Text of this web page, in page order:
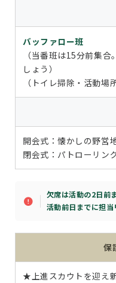
バッファロー班
（当番班は15分前集
しょう）
（トイレ掃除・活動場
開会式：懐かしの野営
閉会式：パトローリン
欠席は活動の2日前
活動前日までに担当
保
★上進スカウトを迎え